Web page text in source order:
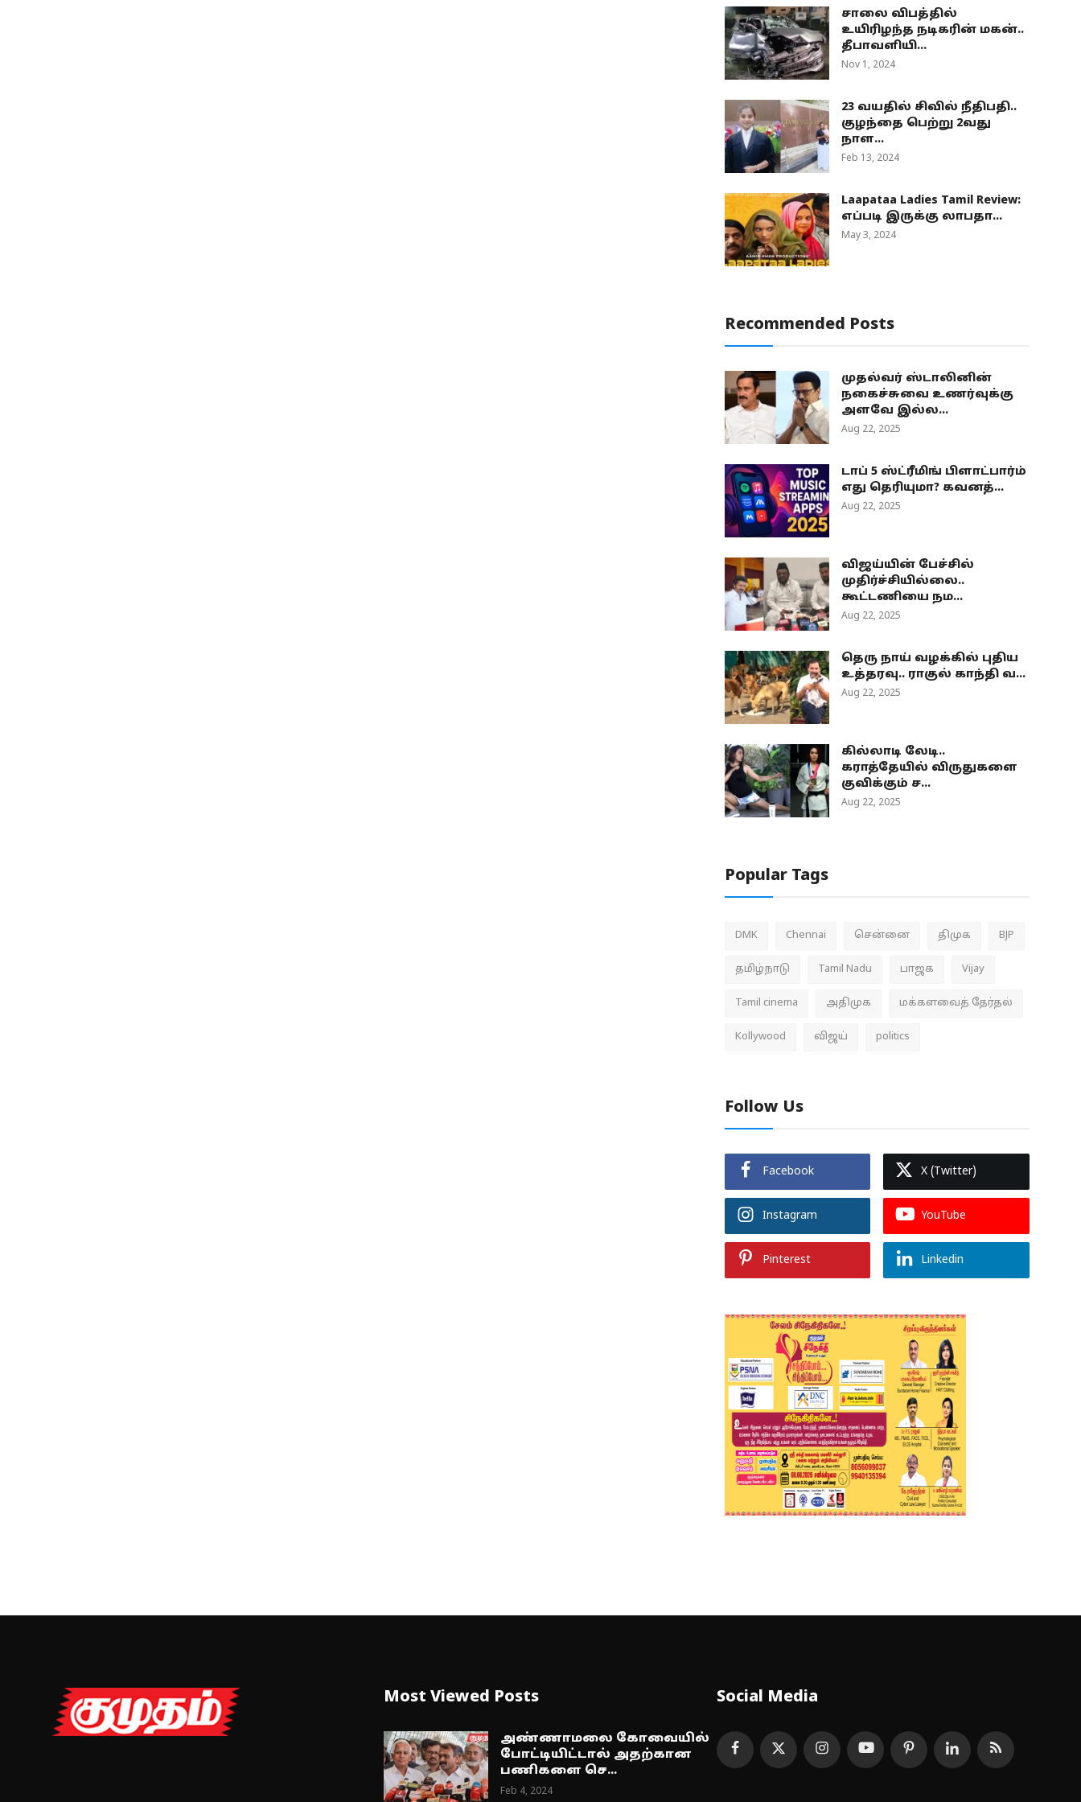
சாலை விபத்தில்
உயிரிழந்த நடிகரின் மகன்..
தீபாவளியி...
Nov 1, 2024
23 வயதில் சிவில் நீதிபதி..
குழந்தை பெற்று 2வது
நாள...
Feb 13, 2024
Laapataa Ladies Tamil Review:
எப்படி இருக்கு லாபதா...
May 3, 2024
Recommended Posts
முதல்வர் ஸ்டாலினின்
நகைச்சுவை உணர்வுக்கு
அளவே இல்ல...
Aug 22, 2025
டாப் 5 ஸ்ட்ரீமிங் பிளாட்பார்ம்
எது தெரியுமா? கவனத்...
Aug 22, 2025
விஜய்யின் பேச்சில்
முதிர்ச்சியில்லை..
கூட்டணியை நம...
Aug 22, 2025
தெரு நாய் வழக்கில் புதிய
உத்தரவு.. ராகுல் காந்தி வ...
Aug 22, 2025
கில்லாடி லேடி..
கராத்தேயில் விருதுகளை
குவிக்கும் ச...
Aug 22, 2025
Popular Tags
DMK Chennai சென்னை திமுக BJP
தமிழ்நாடு Tamil Nadu பாஜக Vijay
Tamil cinema அதிமுக மக்களவைத் தேர்தல்
Kollywood விஜய் politics
Follow Us
Facebook X (Twitter)
Instagram YouTube
Pinterest Linkedin
Most Viewed Posts
அண்ணாமலை கோவையில்
போட்டியிட்டால் அதற்கான
பணிகளை செ...
Feb 4, 2024
Social Media